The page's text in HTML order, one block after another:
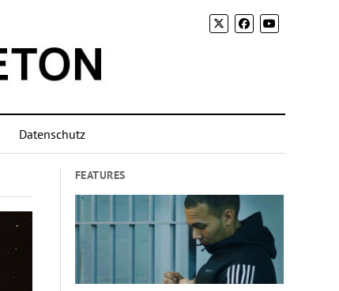
Datenschutz
FEATURES